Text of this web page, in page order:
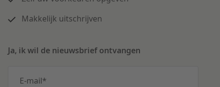
Makkelijk uitschrijven
Ja, ik wil de nieuwsbrief ontvangen
E-mail*